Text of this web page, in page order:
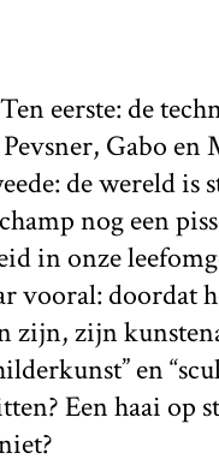
eerste: de
Gabo en
de wereld is
nog een
in onze
vooral: doordat
zijn, zijn
en
Een haai op